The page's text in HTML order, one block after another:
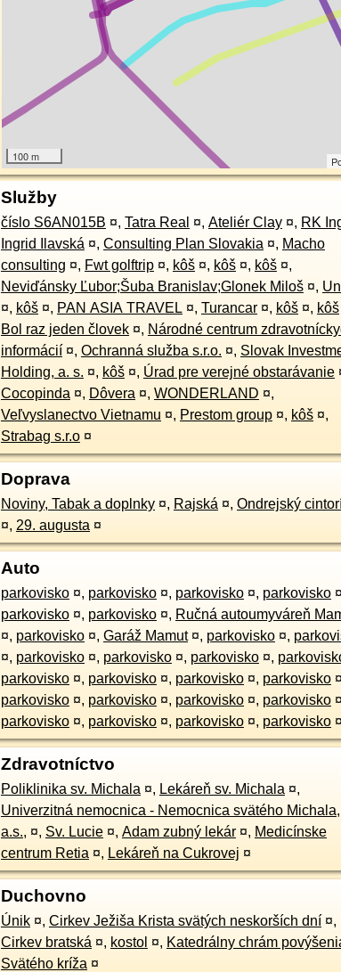
100 m
Služby
číslo S6AN015B ¤, Tatra Real ¤, Ateliér Clay ¤, RK
Ingrid Ilavská ¤, Consulting Plan Slovakia ¤, Macho
consulting ¤, Fwt golftrip ¤, kôš ¤, kôš ¤, kôš ¤,
Neviďánsky Ľubor;Šuba Branislav;Glonek Miloš ¤,
¤, kôš ¤, PAN ASIA TRAVEL ¤, Turancar ¤, kôš ¤, kôš
Bol raz jeden človek ¤, Národné centrum
informácií ¤, Ochranná služba s.r.o. ¤, Slovak
Holding, a. s. ¤, kôš ¤, Úrad pre verejné obstarávanie
Cocopinda ¤, Dôvera ¤, WONDERLAND ¤,
Veľvyslanectvo Vietnamu ¤, Prestom group ¤, kôš ¤,
Strabag s.r.o ¤
Doprava
Noviny, Tabak a doplnky ¤, Rajská ¤, Ondrejský
¤, 29. augusta ¤
Auto
parkovisko ¤, parkovisko ¤, parkovisko ¤, parkovisko ¤
parkovisko ¤, parkovisko ¤, Ručná autoumyváreň
¤, parkovisko ¤, Garáž Mamut ¤, parkovisko ¤,
¤, parkovisko ¤, parkovisko ¤, parkovisko ¤,
parkovisko ¤, parkovisko ¤, parkovisko ¤, parkovisko ¤
parkovisko ¤, parkovisko ¤, parkovisko ¤, parkovisko ¤
parkovisko ¤, parkovisko ¤, parkovisko ¤, parkovisko ¤
Zdravotníctvo
Poliklinika sv. Michala ¤, Lekáreň sv. Michala ¤,
Univerzitná nemocnica - Nemocnica svätého Michala,
a.s., ¤, Sv. Lucie ¤, Adam zubný lekár ¤, Medicínske
centrum Retia ¤, Lekáreň na Cukrovej ¤
Duchovno
Únik ¤, Cirkev Ježiša Krista svätých neskorších dní ¤,
Cirkev bratská ¤, kostol ¤, Katedrálny chrám
Svätého kríža ¤